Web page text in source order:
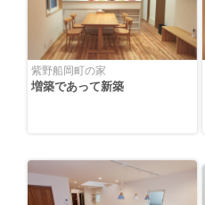
紫野船岡町の家
増築であって新築